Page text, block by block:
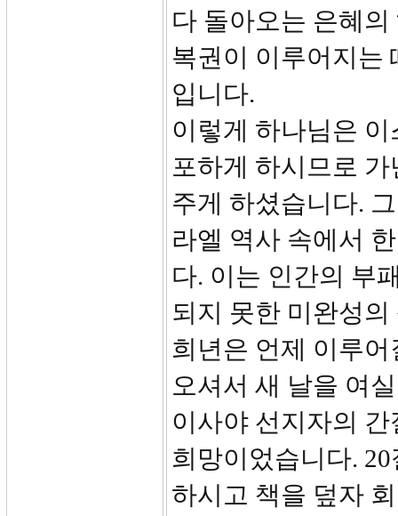
다 돌아오는 은혜
복권이 이루어지는
입니다.
이렇게 하나님은
포하게 하시므로
주게 하셨습니다.
라엘 역사 속에서
다. 이는 인간의 부
되지 못한 미완성
희년은 언제 이루
오셔서 새 날을 여
이사야 선지자의
희망이었습니다.
하시고 책을 덮자